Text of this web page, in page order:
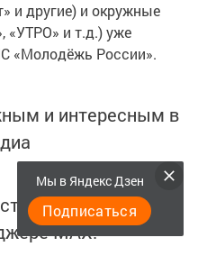
и другие) и окружные
«УТРО» и т.д.) уже
«Молодёжь России».
и интересным в
в
MАХ:
Мы в Яндекс Дзен
Подписаться